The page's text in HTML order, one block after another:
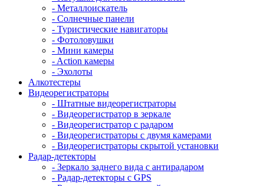
- Металлоискатель
- Солнечные панели
- Туристические навигаторы
- Фотоловушки
- Мини камеры
- Action камеры
- Эхолоты
Алкотестеры
Видеорегистраторы
- Штатные видеорегистраторы
- Видеорегистратор в зеркале
- Видеорегистратор с радаром
- Видеорегистраторы с двумя камерами
- Видеорегистраторы скрытой установки
Радар-детекторы
- Зеркало заднего вида с антирадаром
- Радар-детекторы с GPS